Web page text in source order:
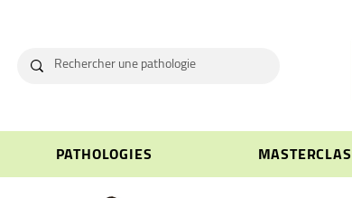
PATHOLOGIES